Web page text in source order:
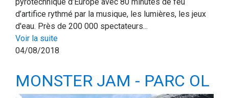
d’artifice rythmé par la musique, les lumières, les jeux
d'eau. Près de 200 000 spectateurs...
Voir la suite
04/08/2018
MONSTER JAM - PARC OL